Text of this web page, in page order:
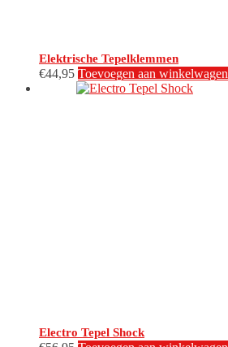
Elektrische Tepelklemmen
€44,95 Toevoegen aan winkelwagen
Electro Tepel Shock